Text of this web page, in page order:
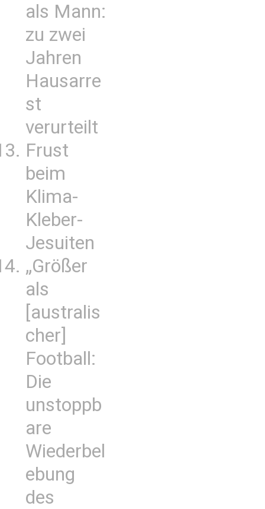
als Mann:
zu zwei
Jahren
Hausarre
st
verurteilt
Frust
beim
Klima-
Kleber-
Jesuiten
„Größer
als
[australis
cher]
Football:
Die
unstoppb
are
Wiederbel
ebung
des